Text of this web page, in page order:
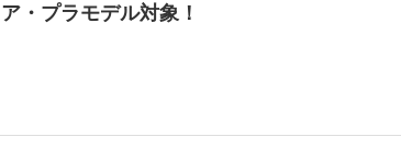
・プラモデル対象！